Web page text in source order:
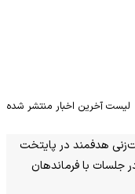
لیست آخرین اخبار منتشر شده
هدفمند در پایتخت
جلسات با فرماندهان